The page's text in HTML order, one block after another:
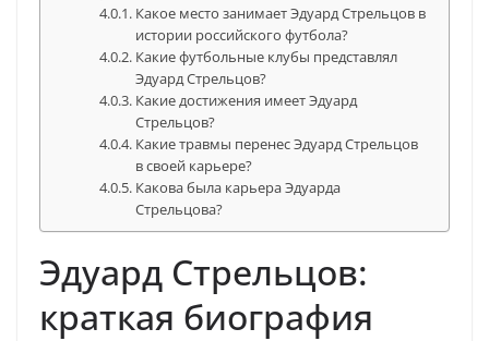
Какое место занимает Эдуард Стрельцов в
истории российского футбола?
Какие футбольные клубы представлял
Эдуард Стрельцов?
Какие достижения имеет Эдуард
Стрельцов?
Какие травмы перенес Эдуард Стрельцов
в своей карьере?
Какова была карьера Эдуарда
Стрельцова?
Эдуард Стрельцов:
краткая биография